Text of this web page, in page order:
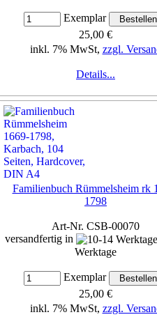
Exemplar
25,00 €
inkl. 7% MwSt, zzgl.
Details...
Familienbuch Rümmelsheim rk
1798
Art-Nr. CSB-00070
versandfertig in
Werktage
Exemplar
25,00 €
inkl. 7% MwSt, zzgl.